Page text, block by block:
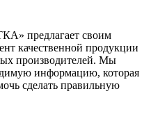
предлагает своим
качественной продукции
производителей. Мы
информацию, которая
сделать правильную